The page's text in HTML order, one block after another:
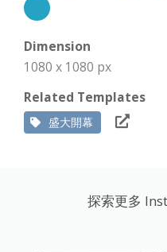
Dimension
1080 x 1080 px
Related Templates
盛大開幕
探索更多